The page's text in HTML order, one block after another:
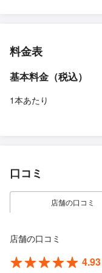
料金表
基本料金（税込）
1本あたり
口コミ
店舗の口コミ
店舗の口コミ
4.93